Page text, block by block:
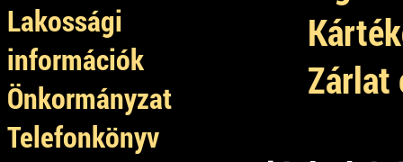
Lakossági
információk
Önkormányzat
Telefonkönyv
Zárlat